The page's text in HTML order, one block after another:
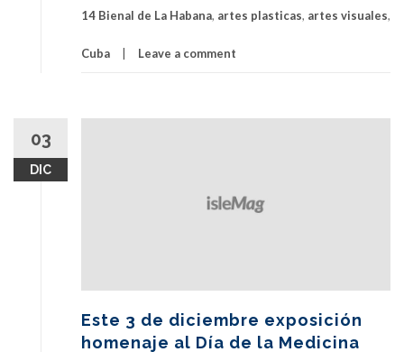
propuesta
vivir
Bienal
14 Bienal de La Habana, artes plasticas, artes visuales,
Cuba Leave a comment
03
DIC
Este 3 de diciembre exposición
homenaje al Día de la Medicina